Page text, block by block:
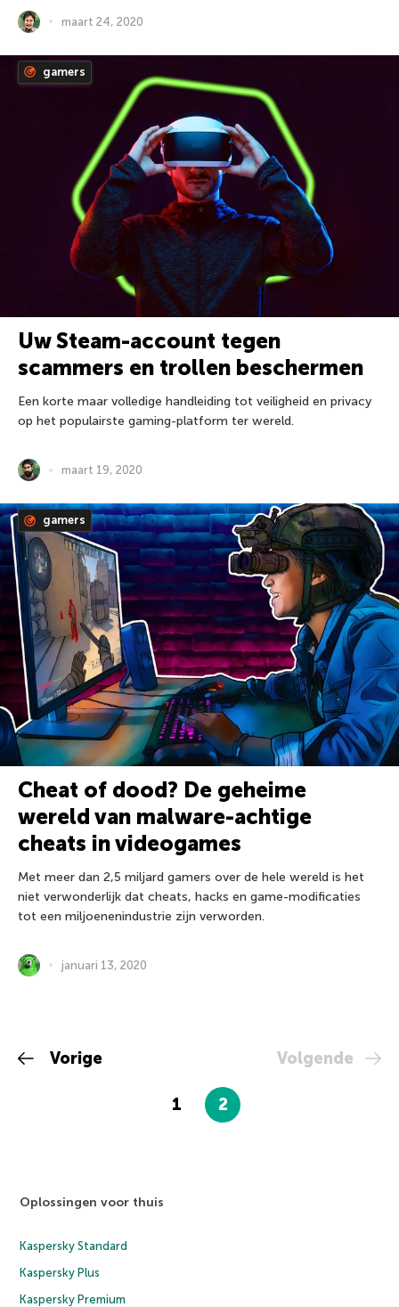
maart 24, 2020
gamers
Uw Steam-account tegen
scammers en trollen beschermen
Een korte maar volledige handleiding tot veiligheid en privacy
op het populairste gaming-platform ter wereld.
maart 19, 2020
gamers
Cheat of dood? De geheime
wereld van malware-achtige
cheats in videogames
Met meer dan 2,5 miljard gamers over de hele wereld is het
niet verwonderlijk dat cheats, hacks en game-modificaties
tot een miljoenenindustrie zijn verworden.
januari 13, 2020
Vorige
1 2
Volgende
Oplossingen voor thuis
Kaspersky Standard
Kaspersky Plus
Kaspersky Premium